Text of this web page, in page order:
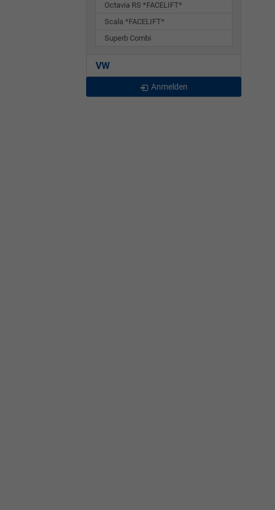
Octavia RS *FACELIFT*
Scala *FACELIFT*
Superb Combi
VW
Anmelden